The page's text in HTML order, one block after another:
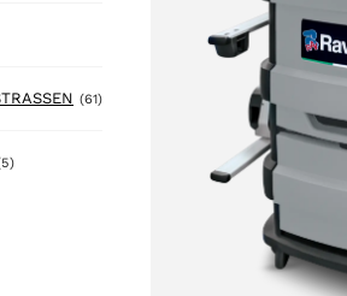
(61)61 products
5 products